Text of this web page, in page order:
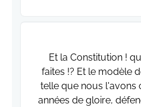
Et la Constitution !
faites !? Et le modèle
telle que nous l'avons
années de gloire,